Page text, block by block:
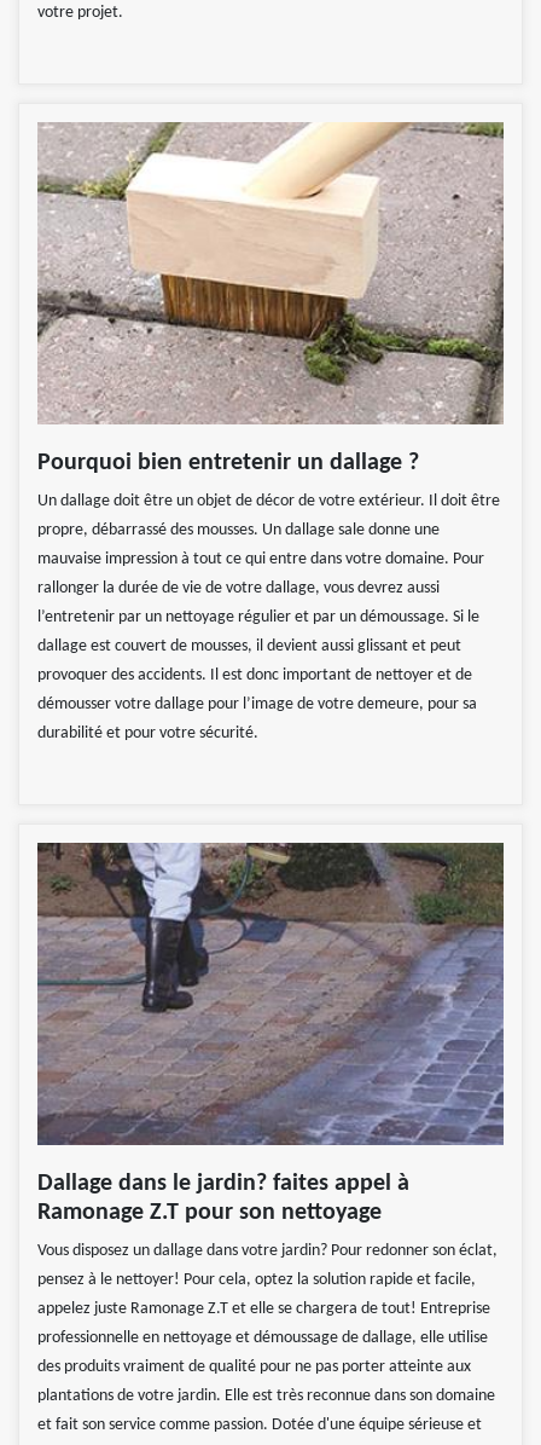
votre projet.
Pourquoi bien entretenir un dallage ?
Un dallage doit être un objet de décor de votre extérieur. Il doit être
propre, débarrassé des mousses. Un dallage sale donne une
mauvaise impression à tout ce qui entre dans votre domaine. Pour
rallonger la durée de vie de votre dallage, vous devrez aussi
l’entretenir par un nettoyage régulier et par un démoussage. Si le
dallage est couvert de mousses, il devient aussi glissant et peut
provoquer des accidents. Il est donc important de nettoyer et de
démousser votre dallage pour l’image de votre demeure, pour sa
durabilité et pour votre sécurité.
Dallage dans le jardin? faites appel à
Ramonage Z.T pour son nettoyage
Vous disposez un dallage dans votre jardin? Pour redonner son éclat,
pensez à le nettoyer! Pour cela, optez la solution rapide et facile,
appelez juste Ramonage Z.T et elle se chargera de tout! Entreprise
professionnelle en nettoyage et démoussage de dallage, elle utilise
des produits vraiment de qualité pour ne pas porter atteinte aux
plantations de votre jardin. Elle est très reconnue dans son domaine
et fait son service comme passion. Dotée d'une équipe sérieuse et